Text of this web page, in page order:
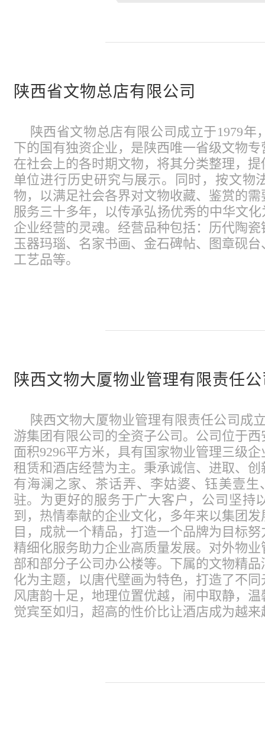
陕西省文物总店有限公司
陕西省文物总店有限公司成立于1979
下的国有独资企业，是陕西唯一省级文物
在社会上的各时期文物，将其分类整理，
单位进行历史研究与展示。同时，按文物
物，以满足社会各界对文物收藏、鉴赏的
服务三十多年，以传承弘扬优秀的中华文
企业经营的灵魂。经营品种包括：历代陶
玉器玛瑙、名家书画、金石碑帖、图章砚
工艺品等。
陕西文物大厦物业管理有限责任
陕西文物大厦物业管理有限责任公司成
游集团有限公司的全资子公司。公司位于
面积9296平方米，具有国家物业管理三级
租赁和酒店经营为主。秉承诚信、进取、
有海澜之家、茶话弄、李姑婆、钰美壹
驻。为更好的服务于广大客户，公司坚持
到，热情奉献的企业文化，多年来以集团
目，成就一个精品，打造一个品牌为目标
精细化服务助力企业高质量发展。对外物
部和部分子公司办公楼等。下属的文物精
化为主题，以唐代壁画为特色，打造了不
风唐韵十足，地理位置优越，闹中取静，
觉宾至如归，超高的性价比让酒店成为越